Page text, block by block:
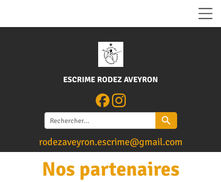
ESCRIME RODEZ AVEYRON
search
rodezaveyron.escrime@gmail.com
Nos partenaires